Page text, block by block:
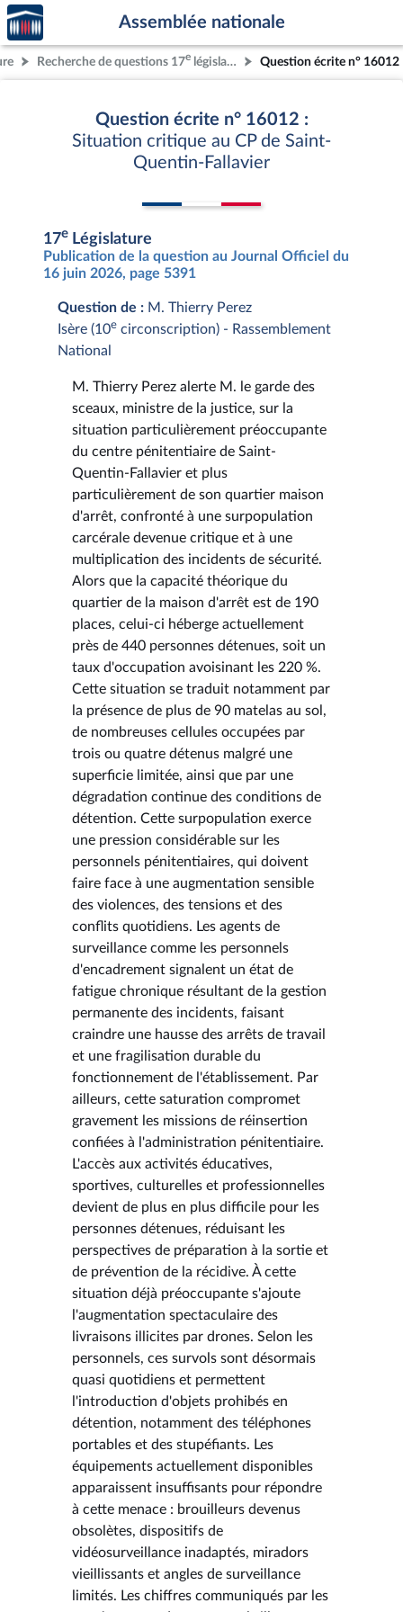
Aller au contenu
Aller en bas de la page
Accèder
à la
page
d'accueil
Assemblée nationale
Recherche de questions 17e législature Question écrite n° 16012
Question écrite n° 16012 :
Situation critique au CP de Saint-
Quentin-Fallavier
17e Législature
Publication de la question au Journal Officiel du
16 juin 2026, page 5391
Question de : M. Thierry Perez
Isère (10e circonscription) - Rassemblement
National
M. Thierry Perez alerte M. le garde des
sceaux, ministre de la justice, sur la
situation particulièrement préoccupante
du centre pénitentiaire de Saint-
Quentin-Fallavier et plus
particulièrement de son quartier maison
d'arrêt, confronté à une surpopulation
carcérale devenue critique et à une
multiplication des incidents de sécurité.
Alors que la capacité théorique du
quartier de la maison d'arrêt est de 190
places, celui-ci héberge actuellement
près de 440 personnes détenues, soit un
taux d'occupation avoisinant les 220 %.
Cette situation se traduit notamment par
la présence de plus de 90 matelas au sol,
de nombreuses cellules occupées par
trois ou quatre détenus malgré une
superficie limitée, ainsi que par une
dégradation continue des conditions de
détention. Cette surpopulation exerce
une pression considérable sur les
personnels pénitentiaires, qui doivent
faire face à une augmentation sensible
des violences, des tensions et des
conflits quotidiens. Les agents de
surveillance comme les personnels
d'encadrement signalent un état de
fatigue chronique résultant de la gestion
permanente des incidents, faisant
craindre une hausse des arrêts de travail
et une fragilisation durable du
fonctionnement de l'établissement. Par
ailleurs, cette saturation compromet
gravement les missions de réinsertion
confiées à l'administration pénitentiaire.
L'accès aux activités éducatives,
sportives, culturelles et professionnelles
devient de plus en plus difficile pour les
personnes détenues, réduisant les
perspectives de préparation à la sortie et
de prévention de la récidive. À cette
situation déjà préoccupante s'ajoute
l'augmentation spectaculaire des
livraisons illicites par drones. Selon les
personnels, ces survols sont désormais
quasi quotidiens et permettent
l'introduction d'objets prohibés en
détention, notamment des téléphones
portables et des stupéfiants. Les
équipements actuellement disponibles
apparaissent insuffisants pour répondre
à cette menace : brouilleurs devenus
obsolètes, dispositifs de
vidéosurveillance inadaptés, miradors
vieillissants et angles de surveillance
limités. Les chiffres communiqués par les